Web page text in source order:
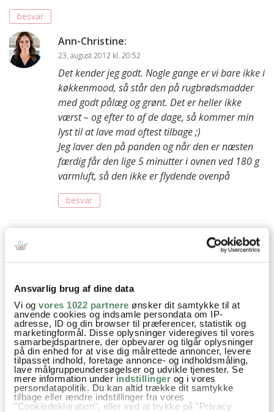
Ansvarlig brug af dine data
Vi og vores 1022 partnere ønsker dit samtykke til at
anvende cookies og indsamle persondata om IP-
adresse, ID og din browser til præferencer, statistik og
marketingformål. Disse oplysninger videregives til vores
samarbejdspartnere, der opbevarer og tilgår oplysninger
på din enhed for at vise dig målrettede annoncer, levere
tilpasset indhold, foretage annonce- og indholdsmåling,
lave målgruppeundersøgelser og udvikle tjenester. Se
mere information under indstillinger og i vores
persondatapolitik. Du kan altid trække dit samtykke
tilbage eller ændre indstillinger fra vores
"Cookiedeklaration", eller ved at trykke på "Privacy
besvar
Ann-Christine:
23. august 2012 kl. 20:52
Det kender jeg godt. Nogle gange er vi bare ikke i
køkkenmood, så står den på rugbrødsmadder
med godt pålæg og grønt. Det er heller ikke
værst – og efter to af de dage, så kommer min
lyst til at lave mad oftest tilbage ;)
Jeg laver den på panden og når den er næsten
færdig får den lige 5 minutter i ovnen ved 180 g
varmluft, så den ikke er flydende ovenpå
besvar
Sandra
23. august 2012 kl. 12:23
morgen… :)
besvar
Ann-Christine:
23. august 2012 kl. 20:50
Det er jeg glad for at kunne give :)
besvar